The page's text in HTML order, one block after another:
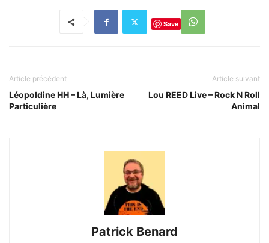
Save
Article précédent
Léopoldine HH – Là, Lumière
Particulière
Article suivant
Lou REED Live – Rock N Roll
Animal
Patrick Benard